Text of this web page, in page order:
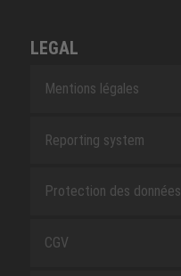
LEGAL
Mentions légales
Reporting system
Protection des données
CGV